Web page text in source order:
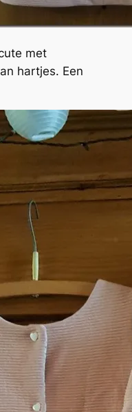
met
hartjes. Een